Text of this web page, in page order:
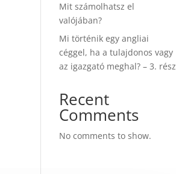
Mit számolhatsz el
valójában?
Mi történik egy angliai
céggel, ha a tulajdonos vagy
az igazgató meghal? – 3. rész
Recent
Comments
No comments to show.